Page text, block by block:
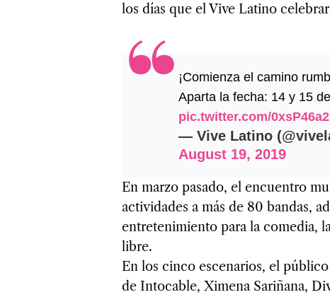
los días que el Vive Latino
¡Comienza el camino
Aparta la fecha: 14 y 15
pic.twitter.com/
— Vive Latino
August 19, 2019
En marzo pasado, el encuentro
actividades a más de 80 bandas,
entretenimiento para la comedia,
libre.
En los cinco escenarios, el
de Intocable, Ximena Sariñana,